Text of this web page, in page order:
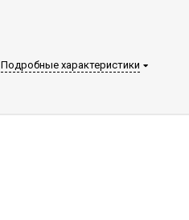
Подробные характеристики